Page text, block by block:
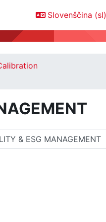
Slovenščina ‎(sl)‎